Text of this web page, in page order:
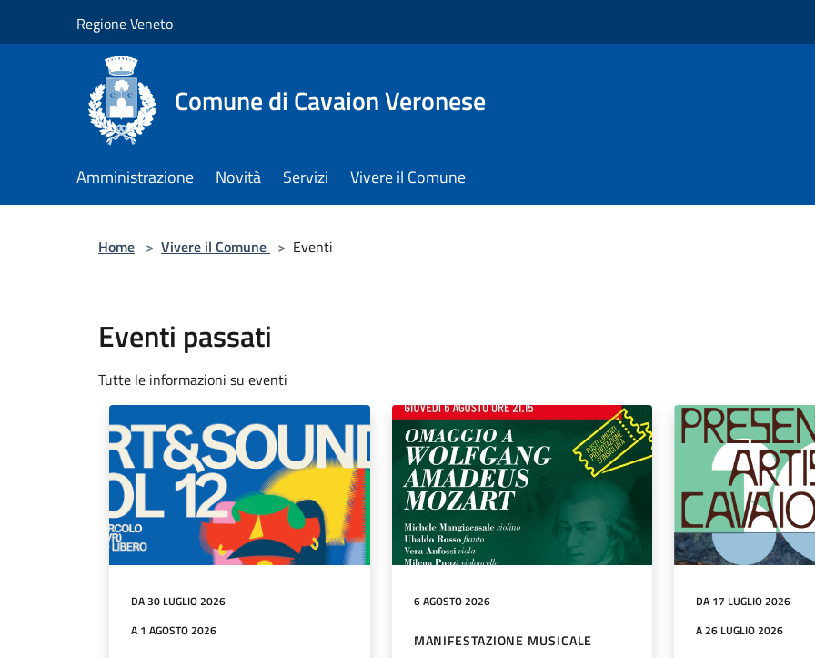
Regione Veneto
Comune di Cavaion Veronese
Amministrazione Novità Servizi Vivere il Comune
Home > Vivere il Comune > Eventi
Eventi passati
Tutte le informazioni su eventi
DA 30 LUGLIO 2026
A 1 AGOSTO 2026
6 AGOSTO 2026
MANIFESTAZIONE MUSICALE
DA 17 LUGLIO 2026
A 26 LUGLIO 2026